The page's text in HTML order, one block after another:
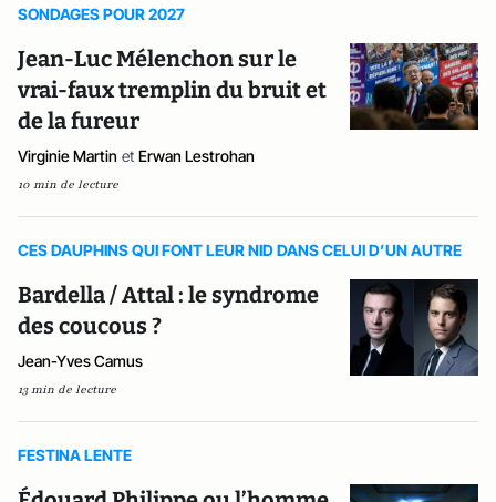
SONDAGES POUR 2027
Jean-Luc Mélenchon sur le
vrai-faux tremplin du bruit et
de la fureur
Virginie Martin et Erwan Lestrohan
10 min de lecture
CES DAUPHINS QUI FONT LEUR NID DANS CELUI D’UN AUTRE
Bardella / Attal : le syndrome
des coucous ?
Jean-Yves Camus
13 min de lecture
FESTINA LENTE